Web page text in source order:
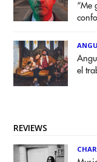
“Me
el
REVIEWS